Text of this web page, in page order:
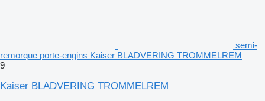
semi-
remorque porte-engins Kaiser BLADVERING TROMMELREM
9
Kaiser BLADVERING TROMMELREM